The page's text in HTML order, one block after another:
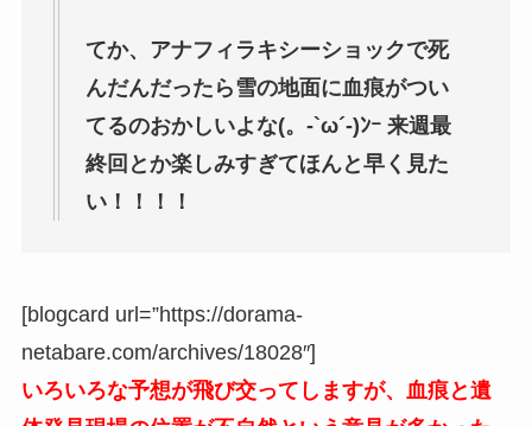
てか、アナフィラキシーショックで死
んだんだったら雪の地面に血痕がつい
てるのおかしいよな(。-`ω´-)ﾝｰ 来週最
終回とか楽しみすぎてほんと早く見た
い！！！！
[blogcard url=”https://dorama-
netabare.com/archives/18028″]
いろいろな予想が飛び交ってしますが、血痕と遺